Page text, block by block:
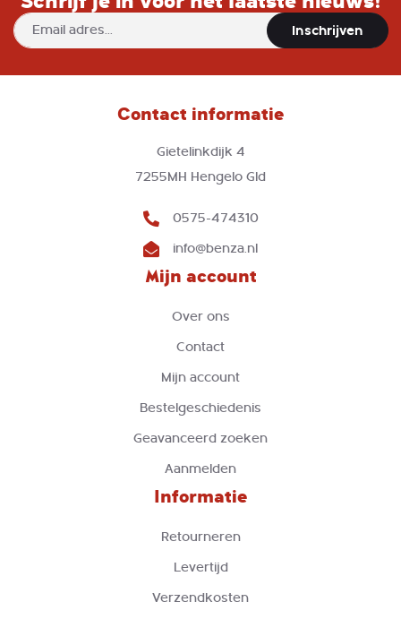
Abonneer
u
onze
Inschrijven
Contact informatie
Gietelinkdijk 4
7255MH Hengelo Gld
0575-474310
info@benza.nl
Mijn account
Over ons
Contact
Mijn account
Bestelgeschiedenis
Geavanceerd zoeken
Aanmelden
Informatie
Retourneren
Levertijd
Verzendkosten